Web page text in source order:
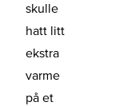
skulle
hatt litt
ekstra
varme
på et